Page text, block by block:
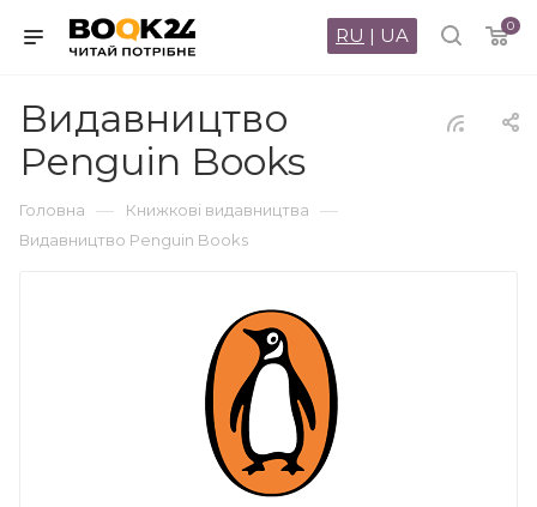
0
RU | UA
Видавництво
Penguin Books
Головна — Книжкові видавництва —
Видавництво Penguin Books